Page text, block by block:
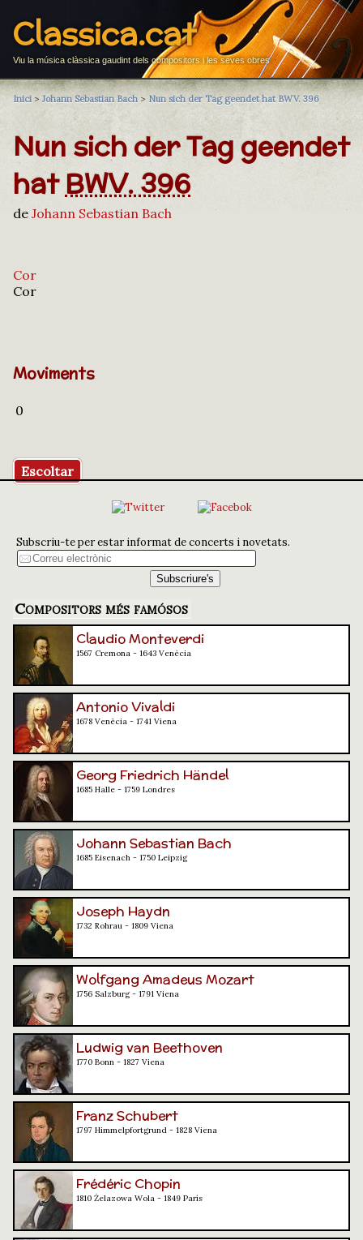
Classica.cat
Viu la música clàssica gaudint dels compositors i les seves obres
Inici > Johann Sebastian Bach > Nun sich der Tag geendet hat BWV. 396
Nun sich der Tag geendet
hatBWV. 396
de Johann Sebastian Bach
Cor
Cor
Moviments
0
Escoltar
Subscriu-te per estar informat de concerts i novetats.
Compositors més famósos
Claudio Monteverdi
1567 Cremona - 1643 Venècia
Antonio Vivaldi
1678 Venècia - 1741 Viena
Georg Friedrich Händel
1685 Halle - 1759 Londres
Johann Sebastian Bach
1685 Eisenach - 1750 Leipzig
Joseph Haydn
1732 Rohrau - 1809 Viena
Wolfgang Amadeus Mozart
1756 Salzburg - 1791 Viena
Ludwig van Beethoven
1770 Bonn - 1827 Viena
Franz Schubert
1797 Himmelpfortgrund - 1828 Viena
Frédéric Chopin
1810 Żelazowa Wola - 1849 París